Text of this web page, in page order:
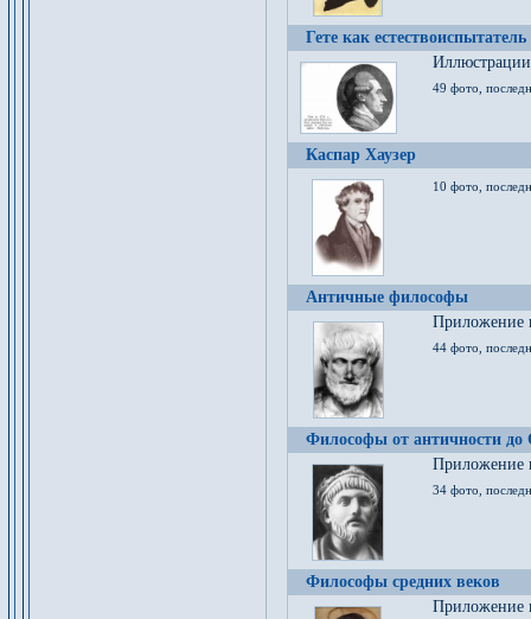
Гете как естествоиспытатель
49 фото,
Каспар Хаузер
10 фото,
Античные философы
Приложение
44 фото,
Философы от античности до
Приложение
34 фото,
Философы средних веков
Приложение